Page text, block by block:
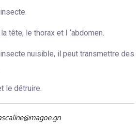
tête, le thorax et I ‘abdomen.
nuisible, il peut transmettre des
le détruire.